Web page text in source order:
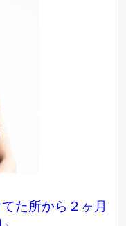
た所から２ヶ月